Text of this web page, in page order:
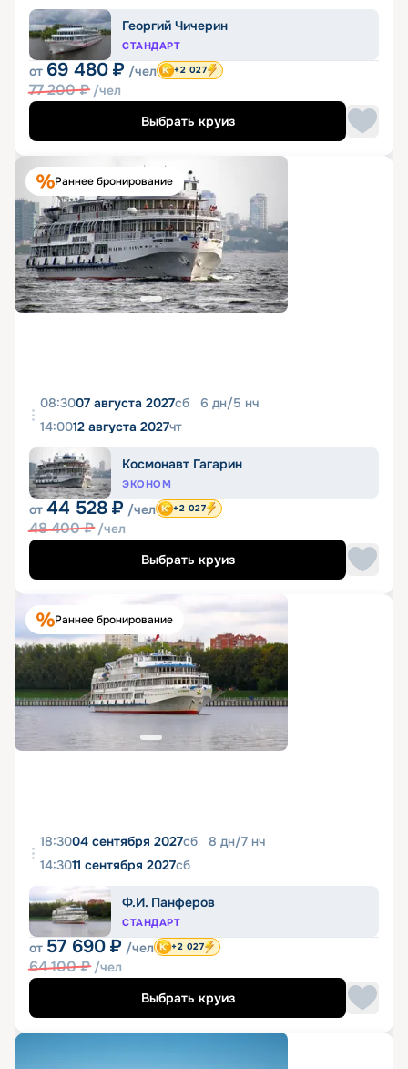
Георгий Чичерин
СТАНДАРТ
от 69 480 ₽ /чел
77 200₽ /чел
+2 027
Выбрать круиз
Раннее бронирование
08:3007 августа 2027сб 6 дн/5 нч
14:0012 августа 2027чт
Космонавт Гагарин
ЭКОНОМ
от 44 528 ₽ /чел
48 400₽ /чел
+2 027
Выбрать круиз
Раннее бронирование
18:3004 сентября 2027сб 8 дн/7 нч
14:3011 сентября 2027сб
Ф.И. Панферов
СТАНДАРТ
от 57 690 ₽ /чел
64 100₽ /чел
+2 027
Выбрать круиз